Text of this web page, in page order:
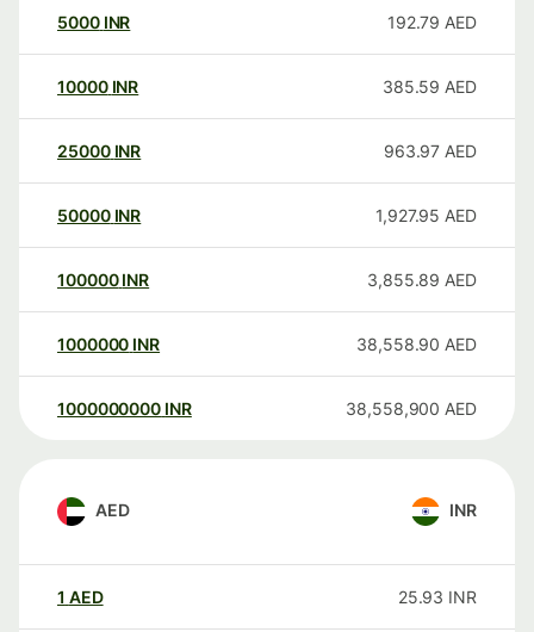
5000 INR 192.79 AED
10000 INR 385.59 AED
25000 INR 963.97 AED
50000 INR 1,927.95 AED
100000 INR 3,855.89 AED
1000000 INR 38,558.90 AED
1000000000 INR 38,558,900 AED
AED INR
1 AED 25.93 INR